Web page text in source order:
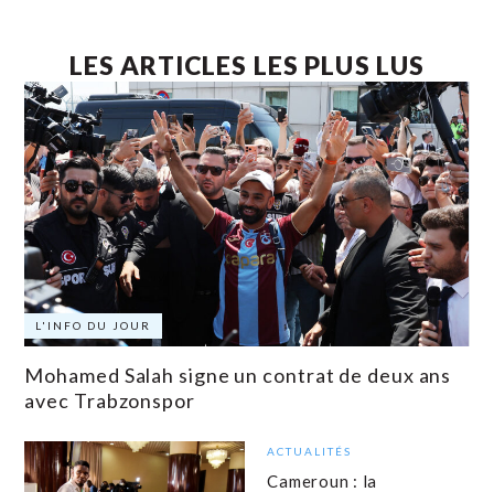
LES ARTICLES LES PLUS LUS
L'INFO DU JOUR
Mohamed Salah signe un contrat de deux ans
avec Trabzonspor
ACTUALITÉS
Cameroun : la